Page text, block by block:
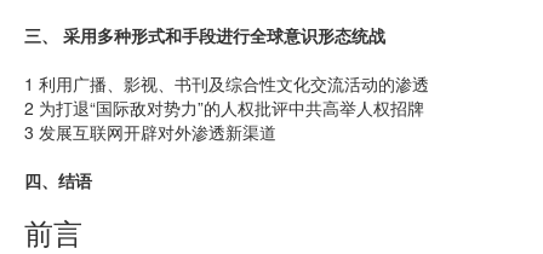
三、 采用多种形式和手段进行全球意识形态统战
1 利用广播、影视、书刊及综合性文化交流活动的渗透
2 为打退“国际敌对势力”的人权批评中共高举人权招牌
3 发展互联网开辟对外渗透新渠道
四、结语
前言